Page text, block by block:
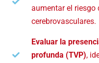
aumentar el riesgo
cerebrovasculares.
Evaluar la
profunda (TVP),